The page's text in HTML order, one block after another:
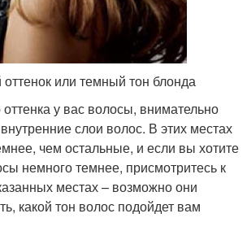
или темный тон блонда
оттенка у вас волосы, внимательно
слои волос. В этих местах
чем остальные, и если вы хотите
немного темнее, присмотритесь к
местах – возможно они
какой тон волос подойдет вам